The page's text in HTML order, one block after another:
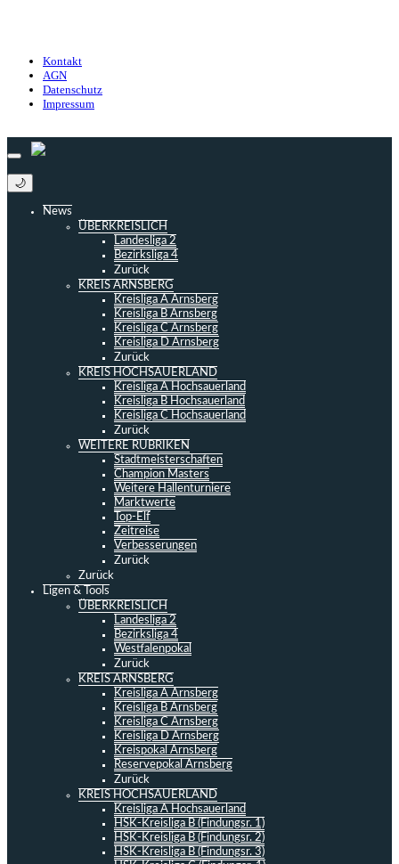
Kontakt
AGN
Datenschutz
Impressum
🌙
News
ÜBERKREISLICH
Landesliga 2
Bezirksliga 4
Zurück
KREIS ARNSBERG
Kreisliga A Arnsberg
Kreisliga B Arnsberg
Kreisliga C Arnsberg
Kreisliga D Arnsberg
Zurück
KREIS HOCHSAUERLAND
Kreisliga A Hochsauerland
Kreisliga B Hochsauerland
Kreisliga C Hochsauerland
Zurück
WEITERE RUBRIKEN
Stadtmeisterschaften
Champion Masters
Weitere Hallenturniere
Marktwerte
Top-Elf
Zeitreise
Verbesserungen
Zurück
Zurück
Ligen & Tools
ÜBERKREISLICH
Landesliga 2
Bezirksliga 4
Westfalenpokal
Zurück
KREIS ARNSBERG
Kreisliga A Arnsberg
Kreisliga B Arnsberg
Kreisliga C Arnsberg
Kreisliga D Arnsberg
Kreispokal Arnsberg
Reservepokal Arnsberg
Zurück
KREIS HOCHSAUERLAND
Kreisliga A Hochsauerland
HSK-Kreisliga B (Findungsr. 1)
HSK-Kreisliga B (Findungsr. 2)
HSK-Kreisliga B (Findungsr. 3)